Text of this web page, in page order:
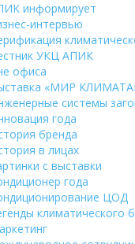
информирует
интервью
УКЦ АПИК
офиса
«МИР
системы
года
бренда
в лицах
с выставки
года
ЦОД
климатического